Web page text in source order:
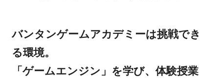
バンタンゲームアカデミーは挑戦でき
る環境。
「ゲームエンジン」を学び、体験授業